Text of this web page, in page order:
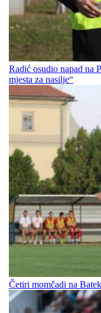
Radić osudio napad na
mjesta za nasilje“
Četiri momčadi na